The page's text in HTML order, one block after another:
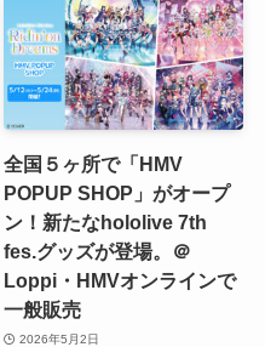
全国５ヶ所で「HMV
POPUP SHOP」がオープ
ン！新たなhololive 7th
fes.グッズが登場。＠
Loppi・HMVオンラインで
一般販売
2026年5月2日